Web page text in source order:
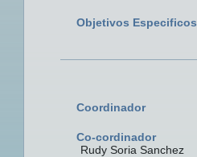
Objetivos Especificos
Coordinador
Co-cordinador
Rudy Soria Sanchez